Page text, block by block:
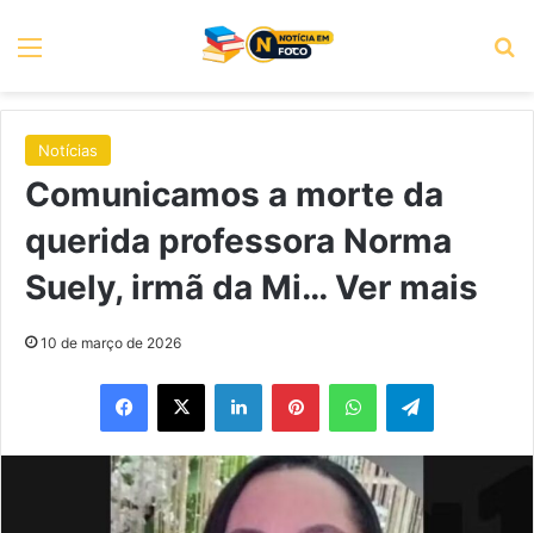
Menu
Notícias
Comunicamos a morte da
querida professora Norma
Suely, irmã da Mi… Ver mais
10 de março de 2026
Facebook
X LinkedinPinterestWhatsAppTelegram